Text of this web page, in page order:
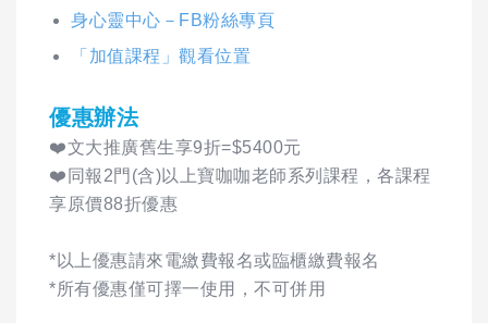
身心靈中心－FB粉絲專頁
「加值課程」觀看位置
優惠辦法
❤️文大推廣舊生享9折=$5400元
❤️同報2門(含)以上寶咖咖老師系列課程，各課程
享原價88折優惠
*以上優惠請來電繳費報名或臨櫃繳費報名
*所有優惠僅可擇一使用，不可併用